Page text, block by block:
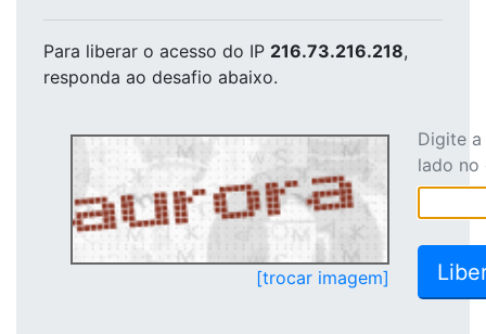
Para liberar o acesso do IP 216.73.216.218,
responda ao desafio abaixo.
[trocar imagem]
Digite
lado no